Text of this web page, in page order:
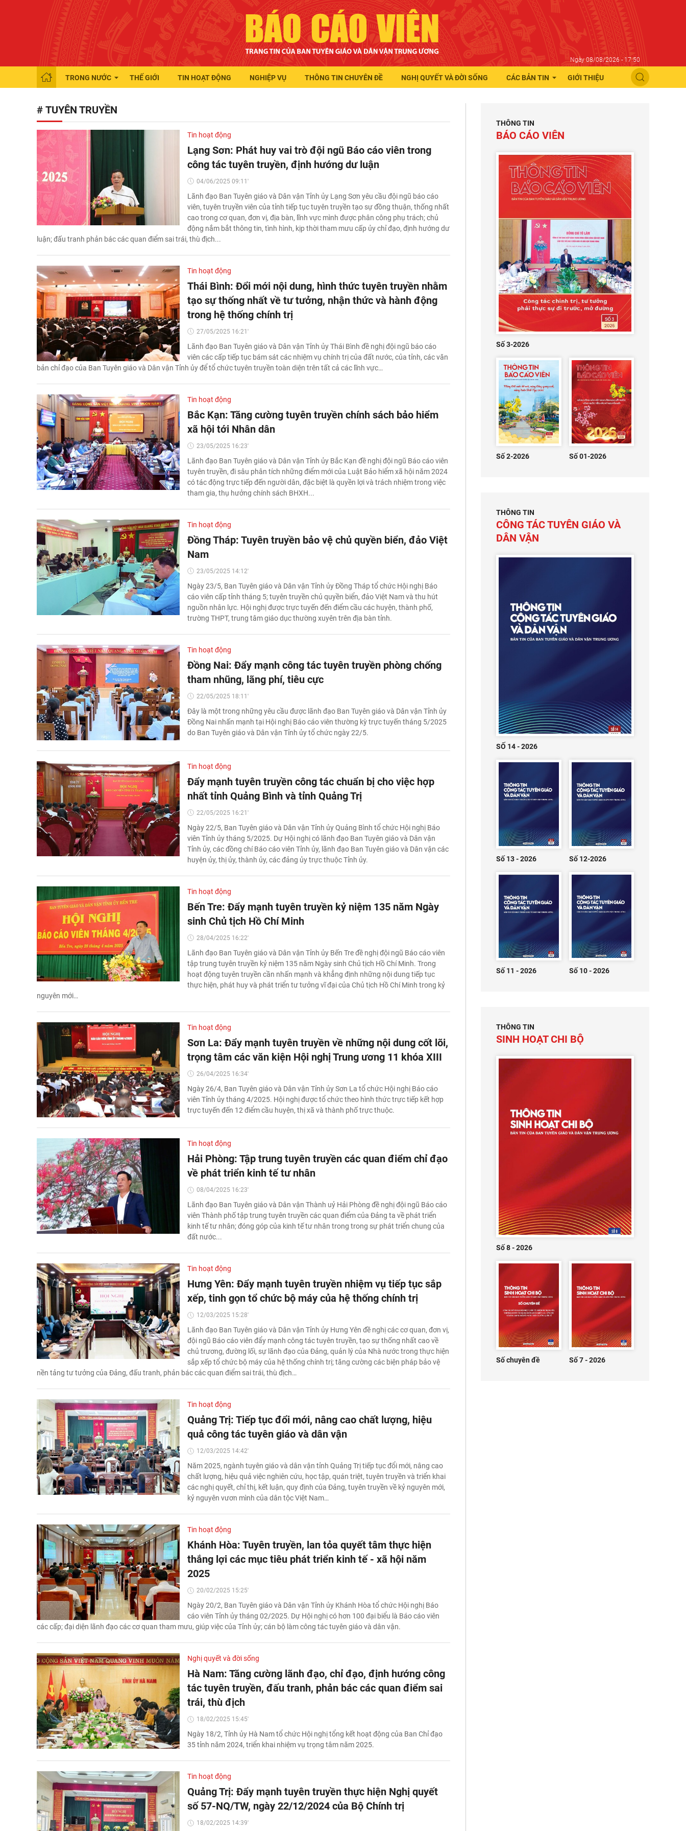
Ngày 08/08/2026 - 17:50
TRONG NƯỚC THẾ GIỚI TIN HOẠT ĐỘNG NGHIỆP VỤ THÔNG TIN CHUYÊN ĐỀ NGHỊ QUYẾT VÀ ĐỜI SỐNG CÁC BẢN TIN GIỚI THIỆU
# TUYÊN TRUYỀN
Tin hoạt động
Lạng Sơn: Phát huy vai trò đội ngũ Báo cáo viên trong
công tác tuyên truyền, định hướng dư luận
04/06/2025 09:11'
Lãnh đạo Ban Tuyên giáo và Dân vận Tỉnh ủy Lạng Sơn yêu cầu đội ngũ báo cáo
viên, tuyên truyền viên của tỉnh tiếp tục tuyên truyền tạo sự đồng thuận, thống nhất
cao trong cơ quan, đơn vị, địa bàn, lĩnh vực mình được phân công phụ trách; chủ
động nắm bắt thông tin, tình hình, kịp thời tham mưu cấp ủy chỉ đạo, định hướng dư
luận; đấu tranh phản bác các quan điểm sai trái, thù địch...
Tin hoạt động
Thái Bình: Đổi mới nội dung, hình thức tuyên truyền nhằm
tạo sự thống nhất về tư tưởng, nhận thức và hành động
trong hệ thống chính trị
27/05/2025 16:21'
Lãnh đạo Ban Tuyên giáo và Dân vận Tỉnh ủy Thái Bình đề nghị đội ngũ báo cáo
viên các cấp tiếp tục bám sát các nhiệm vụ chính trị của đất nước, của tỉnh, các văn
bản chỉ đạo của Ban Tuyên giáo và Dân vận Tỉnh ủy để tổ chức tuyên truyền toàn diện trên tất cả các lĩnh vực…
Tin hoạt động
Bắc Kạn: Tăng cường tuyên truyền chính sách bảo hiểm
xã hội tới Nhân dân
23/05/2025 16:23'
Lãnh đạo Ban Tuyên giáo và Dân vận Tỉnh ủy Bắc Kạn đề nghị đội ngũ Báo cáo viên
tuyên truyền, đi sâu phân tích những điểm mới của Luật Bảo hiểm xã hội năm 2024
có tác động trực tiếp đến người dân, đặc biệt là quyền lợi và trách nhiệm trong việc
tham gia, thụ hưởng chính sách BHXH...
Tin hoạt động
Đồng Tháp: Tuyên truyền bảo vệ chủ quyền biển, đảo Việt
Nam
23/05/2025 14:12'
Ngày 23/5, Ban Tuyên giáo và Dân vận Tỉnh ủy Đồng Tháp tổ chức Hội nghị Báo
cáo viên cấp tỉnh tháng 5; tuyên truyền chủ quyền biển, đảo Việt Nam và thu hút
nguồn nhân lực. Hội nghị được trực tuyến đến điểm cầu các huyện, thành phố,
trường THPT, trung tâm giáo dục thường xuyên trên địa bàn tỉnh.
Tin hoạt động
Đồng Nai: Đẩy mạnh công tác tuyên truyền phòng chống
tham nhũng, lãng phí, tiêu cực
22/05/2025 18:11'
Đây là một trong những yêu cầu được lãnh đạo Ban Tuyên giáo và Dân vận Tỉnh ủy
Đồng Nai nhấn mạnh tại Hội nghị Báo cáo viên thường kỳ trực tuyến tháng 5/2025
do Ban Tuyên giáo và Dân vận Tỉnh ủy tổ chức ngày 22/5.
Tin hoạt động
Đẩy mạnh tuyên truyền công tác chuẩn bị cho việc hợp
nhất tỉnh Quảng Bình và tỉnh Quảng Trị
22/05/2025 16:21'
Ngày 22/5, Ban Tuyên giáo và Dân vận Tỉnh ủy Quảng Bình tổ chức Hội nghị Báo
viên Tỉnh ủy tháng 5/2025. Dự Hội nghị có lãnh đạo Ban Tuyên giáo và Dân vận
Tỉnh ủy, các đồng chí Báo cáo viên Tỉnh ủy, lãnh đạo Ban Tuyên giáo và Dân vận các
huyện ủy, thị ủy, thành ủy, các đảng ủy trực thuộc Tỉnh ủy.
Tin hoạt động
Bến Tre: Đẩy mạnh tuyên truyền kỷ niệm 135 năm Ngày
sinh Chủ tịch Hồ Chí Minh
28/04/2025 16:22'
Lãnh đạo Ban Tuyên giáo và Dân vận Tỉnh ủy Bến Tre đề nghị đội ngũ Báo cáo viên
tập trung tuyên truyền kỷ niệm 135 năm Ngày sinh Chủ tịch Hồ Chí Minh. Trong
hoạt động tuyên truyền cần nhấn mạnh và khẳng định những nội dung tiếp tục
thực hiện, phát huy và phát triển tư tưởng vĩ đại của Chủ tịch Hồ Chí Minh trong kỷ
nguyên mới…
Tin hoạt động
Sơn La: Đẩy mạnh tuyên truyền về những nội dung cốt lõi,
trọng tâm các văn kiện Hội nghị Trung ương 11 khóa XIII
26/04/2025 16:34'
Ngày 26/4, Ban Tuyên giáo và Dân vận Tỉnh ủy Sơn La tổ chức Hội nghị Báo cáo
viên Tỉnh ủy tháng 4/2025. Hội nghị được tổ chức theo hình thức trực tiếp kết hợp
trực tuyến đến 12 điểm cầu huyện, thị xã và thành phố trực thuộc.
Tin hoạt động
Hải Phòng: Tập trung tuyên truyền các quan điểm chỉ đạo
về phát triển kinh tế tư nhân
08/04/2025 16:23'
Lãnh đạo Ban Tuyên giáo và Dân vận Thành uỷ Hải Phòng đề nghị đội ngũ Báo cáo
viên Thành phố tập trung tuyên truyền các quan điểm của Đảng ta về phát triển
kinh tế tư nhân; đóng góp của kinh tế tư nhân trong trong sự phát triển chung của
đất nước...
Tin hoạt động
Hưng Yên: Đẩy mạnh tuyên truyền nhiệm vụ tiếp tục sắp
xếp, tinh gọn tổ chức bộ máy của hệ thống chính trị
12/03/2025 15:28'
Lãnh đạo Ban Tuyên giáo và Dân vận Tỉnh ủy Hưng Yên đề nghị các cơ quan, đơn vị,
đội ngũ Báo cáo viên đẩy mạnh công tác tuyên truyền, tạo sự thống nhất cao về
chủ trương, đường lối, sự lãnh đạo của Đảng, quản lý của Nhà nước trong thực hiện
sắp xếp tổ chức bộ máy của hệ thống chính trị; tăng cường các biện pháp bảo vệ
nền tảng tư tưởng của Đảng, đấu tranh, phản bác các quan điểm sai trái, thù địch…
Tin hoạt động
Quảng Trị: Tiếp tục đổi mới, nâng cao chất lượng, hiệu
quả công tác tuyên giáo và dân vận
12/03/2025 14:42'
Năm 2025, ngành tuyên giáo và dân vận tỉnh Quảng Trị tiếp tục đổi mới, nâng cao
chất lượng, hiệu quả việc nghiên cứu, học tập, quán triệt, tuyên truyền và triển khai
các nghị quyết, chỉ thị, kết luận, quy định của Đảng, tuyên truyền về kỷ nguyên mới,
kỷ nguyên vươn mình của dân tộc Việt Nam…
Tin hoạt động
Khánh Hòa: Tuyên truyền, lan tỏa quyết tâm thực hiện
thắng lợi các mục tiêu phát triển kinh tế - xã hội năm
2025
20/02/2025 15:25'
Ngày 20/2, Ban Tuyên giáo và Dân vận Tỉnh ủy Khánh Hòa tổ chức Hội nghị Báo
cáo viên Tỉnh ủy tháng 02/2025. Dự Hội nghị có hơn 100 đại biểu là Báo cáo viên
các cấp; đại diện lãnh đạo các cơ quan tham mưu, giúp việc của Tỉnh ủy; cán bộ làm công tác tuyên giáo và dân vận.
Nghị quyết và đời sống
Hà Nam: Tăng cường lãnh đạo, chỉ đạo, định hướng công
tác tuyên truyền, đấu tranh, phản bác các quan điểm sai
trái, thù địch
18/02/2025 15:45'
Ngày 18/2, Tỉnh ủy Hà Nam tổ chức Hội nghị tổng kết hoạt động của Ban Chỉ đạo
35 tỉnh năm 2024, triển khai nhiệm vụ trọng tâm năm 2025.
Tin hoạt động
Quảng Trị: Đẩy mạnh tuyên truyền thực hiện Nghị quyết
số 57-NQ/TW, ngày 22/12/2024 của Bộ Chính trị
18/02/2025 14:39'
THÔNG TIN
BÁO CÁO VIÊN
Số 3-2026
Số 2-2026 Số 01-2026
THÔNG TIN
CÔNG TÁC TUYÊN GIÁO VÀ
DÂN VẬN
SỐ 14 - 2026
Số 13 - 2026 Số 12-2026
Số 11 - 2026 Số 10 - 2026
THÔNG TIN
SINH HOẠT CHI BỘ
Số 8 - 2026
Số chuyên đề Số 7 - 2026